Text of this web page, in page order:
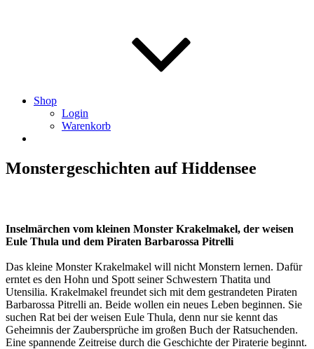
Shop
Login
Warenkorb
Monstergeschichten auf Hiddensee
Inselmärchen vom kleinen Monster Krakelmakel, der weisen
Eule Thula und dem Piraten Barbarossa Pitrelli
Das kleine Monster Krakelmakel will nicht Monstern lernen. Dafür
erntet es den Hohn und Spott seiner Schwestern Thatita und
Utensilia. Krakelmakel freundet sich mit dem gestrandeten Piraten
Barbarossa Pitrelli an. Beide wollen ein neues Leben beginnen. Sie
suchen Rat bei der weisen Eule Thula, denn nur sie kennt das
Geheimnis der Zaubersprüche im großen Buch der Ratsuchenden.
Eine spannende Zeitreise durch die Geschichte der Piraterie beginnt.